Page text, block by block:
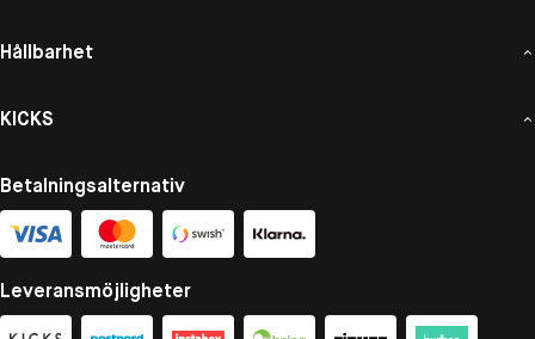
Hållbarhet
KICKS
Betalningsalternativ
Leveransmöjligheter